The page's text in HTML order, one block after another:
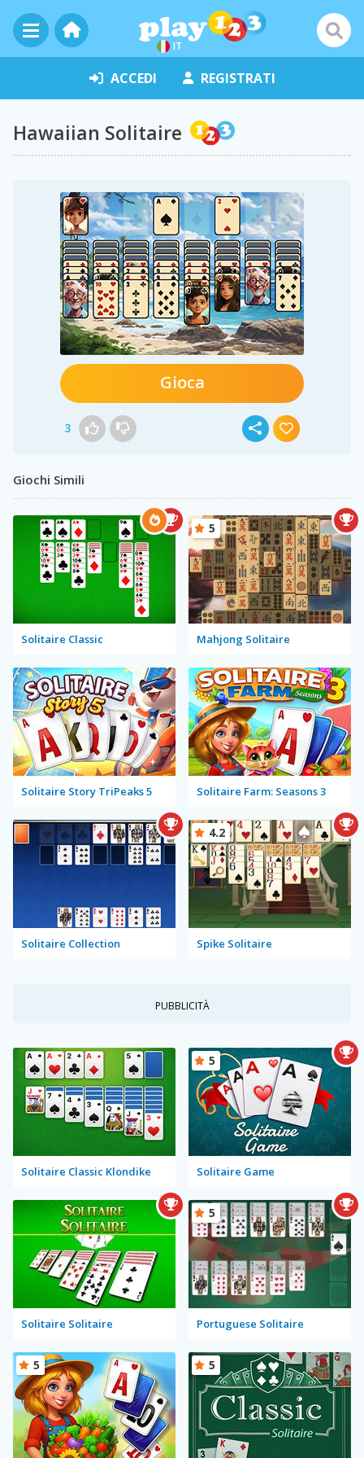
IT
ACCEDI REGISTRATI
Hawaiian Solitaire
Gioca
3
Giochi Simili
Solitaire Classic Mahjong Solitaire
5
Solitaire Story TriPeaks 5 Solitaire Farm: Seasons 3
Solitaire Collection Spike Solitaire
4.2
PUBBLICITÀ
Solitaire Classic Klondike Solitaire Game
5
Solitaire Solitaire Portuguese Solitaire
5
5 5